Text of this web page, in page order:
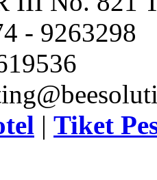
- 9263298
| Tiket